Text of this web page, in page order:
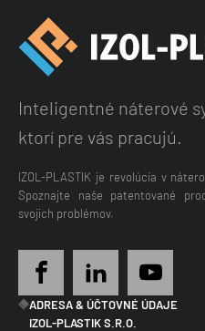
Inteligentné náterové
ktorí pre vás pracujú.
IZOL-PLASTIK je revolúcia v
Spoznajte naše patentované
svojich problémov.
ADRESA & ÚČTOVNÉ ÚDAJE
IZOL-PLASTIK S.R.O.